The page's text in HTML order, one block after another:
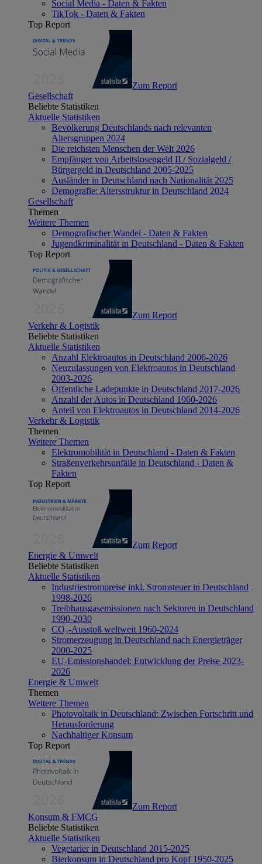
Social Media - Daten & Fakten
TikTok - Daten & Fakten
Top Report
Zum Report
Gesellschaft
Beliebte Statistiken
Aktuelle Statistiken
Bevölkerung Deutschlands nach relevanten
Altersgruppen 2024
Die reichsten Menschen der Welt 2026
Empfänger von Arbeitslosengeld II / Sozialgeld /
Bürgergeld in Deutschland 2005-2025
Ausländer in Deutschland nach Nationalität 2025
Demografie: Altersstruktur in Deutschland 2024
Gesellschaft
Themen
Weitere Themen
Demografischer Wandel - Daten & Fakten
Jugendkriminalität in Deutschland - Daten & Fakten
Top Report
Zum Report
Verkehr & Logistik
Beliebte Statistiken
Aktuelle Statistiken
Anzahl Elektroautos in Deutschland 2006-2026
Neuzulassungen von Elektroautos in Deutschland
2003-2026
Öffentliche Ladepunkte in Deutschland 2017-2026
Anzahl der Autos in Deutschland 1960-2026
Anteil von Elektroautos in Deutschland 2014-2026
Verkehr & Logistik
Themen
Weitere Themen
Elektromobilität in Deutschland - Daten & Fakten
Straßenverkehrsunfälle in Deutschland - Daten &
Fakten
Top Report
Zum Report
Energie & Umwelt
Beliebte Statistiken
Aktuelle Statistiken
Industriestrompreise inkl. Stromsteuer in Deutschland
1998-2026
Treibhausgasemissionen nach Sektoren in Deutschland
1990-2030
CO₂-Ausstoß weltweit 1960-2024
Stromerzeugung in Deutschland nach Energieträger
2000-2025
EU-Emissionshandel: Entwicklung der Preise 2023-
2026
Energie & Umwelt
Themen
Weitere Themen
Photovoltaik in Deutschland: Zwischen Fortschritt und
Herausforderung
Nachhaltiger Konsum
Top Report
Zum Report
Konsum & FMCG
Beliebte Statistiken
Aktuelle Statistiken
Vegetarier in Deutschland 2015-2025
Bierkonsum in Deutschland pro Kopf 1950-2025